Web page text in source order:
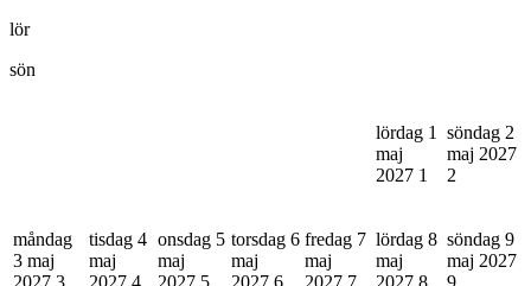
lör
sön
lördag 1
maj
2027 1
söndag 2
maj 2027
2
måndag
3 maj
2027 3
tisdag 4
maj
2027 4
onsdag 5
maj
2027 5
torsdag 6
maj
2027 6
fredag 7
maj
2027 7
lördag 8
maj
2027 8
söndag 9
maj 2027
9